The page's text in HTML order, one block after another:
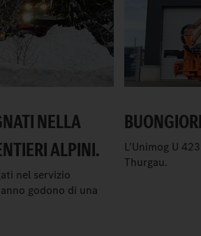
NELLA
ALPINI.
nel servizio
godono di una
L'Unimog U
Thurgau.